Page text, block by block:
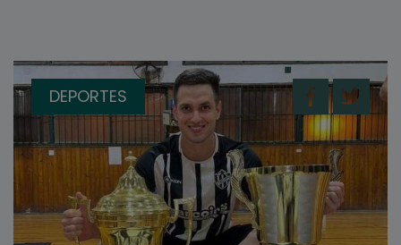
DEPORTES